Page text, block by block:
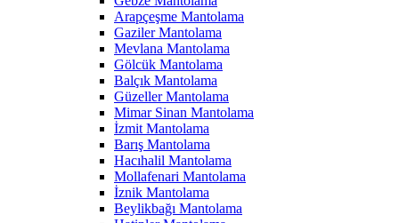
Arapçeşme Mantolama
Gaziler Mantolama
Mevlana Mantolama
Gölcük Mantolama
Balçık Mantolama
Güzeller Mantolama
Mimar Sinan Mantolama
İzmit Mantolama
Barış Mantolama
Hacıhalil Mantolama
Mollafenari Mantolama
İznik Mantolama
Beylikbağı Mantolama